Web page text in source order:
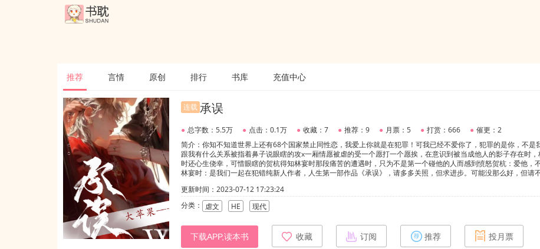
推荐 言情 原创 排行 书库 充值中心
连载 承误
● 总字数：5.5万 ● 点击：0.1万 ● 收藏：7 ● 推荐：9 ● 月票：5 ● 打赏：666 ● 催更：2
简介：你知不知道世界上还有68个国家禁止同性恋，我爱上你就是在犯罪！可我已经不爱你了，犯罪的是你，不是
跟我有什么关系被指着鼻子说眼瞎的攻x一厢情愿被虐的受一个愿打一个愿挨，在意识到被当成他人的影子存在时，
时还心生侥幸，可惜眼瞎的贺杭得知林宴时那段痛苦的遭遇时，只为不是第一个碰他的人而感到愤怒贺杭：爱他，
林宴时：是我们一起在犯错纯新人作者，人生第一部作品《承误》，请多多关照，但求进步。可能没那么好，但请
了，我还是决定把它都发出来，有些章节会被锁，我可能就不发出来了，虽然很烂哈，但想看的朋友可以去爱发电，
多，我会在那里发完整版的，全部免费，为爱发电。我正在学习，更好的创作其他类型的小说，加油。
更新时间：2023-07-12 17:23:24
分类：
虐文 HE 现代
下载APP,读本书 收藏 订阅 推荐 投月票